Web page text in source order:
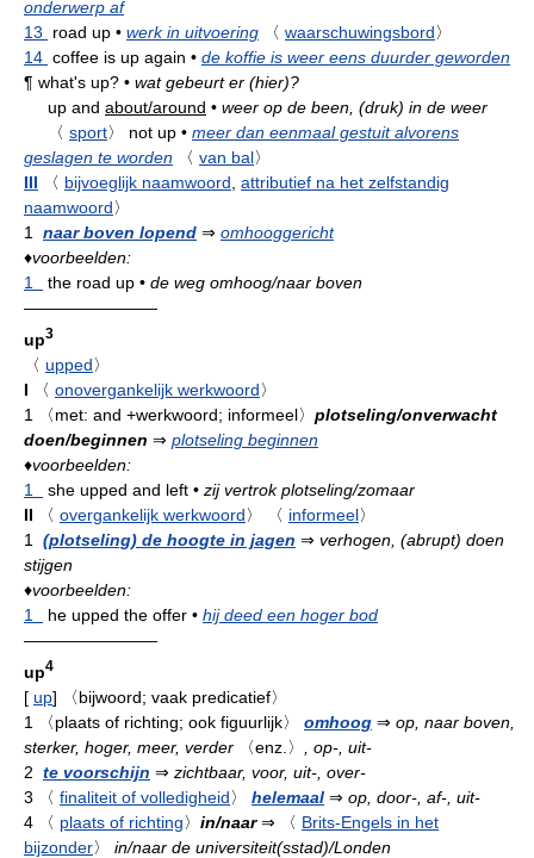
onderwerp af
13
road up • werk in uitvoering 〈 waarschuwingsbord〉
14 coffee is up again • de koffie is weer eens duurder geworden
¶ what's up? • wat gebeurt er (hier)?
up and about/around • weer op de been, (druk) in de weer
〈 sport〉 not up • meer dan eenmaal gestuit alvorens
geslagen te worden
〈 van bal〉
III
〈 bijvoeglijk naamwoord, attributief na het zelfstandig
naamwoord〉
1 naar boven lopend ⇒ omhooggericht
♦voorbeelden:
1
the road up • de weg omhoog/naar boven
————————
up3
〈 upped〉
I
〈 onovergankelijk werkwoord〉
1
〈met: and +werkwoord; informeel〉 plotseling/onverwacht
doen/beginnen ⇒ plotseling beginnen
♦voorbeelden:
1
she upped and left • zij vertrok plotseling/zomaar
II
〈 overgankelijk werkwoord〉 〈 informeel〉
1
(plotseling) de hoogte in jagen ⇒ verhogen, (abrupt) doen
stijgen
♦voorbeelden:
1
he upped the offer • hij deed een hoger bod
————————
up4
[ up]
〈bijwoord; vaak predicatief〉
1
〈plaats of richting; ook figuurlijk〉 omhoog ⇒ op, naar boven,
sterker, hoger, meer, verder
〈enz.〉
, op-, uit-
2 te voorschijn ⇒ zichtbaar, voor, uit-, over-
3
〈 finaliteit of volledigheid〉 helemaal ⇒ op, door-, af-, uit-
4
〈 plaats of richting〉 in/naar⇒ 〈 Brits-Engels in het
bijzonder〉
in/naar de universiteit(sstad)/Londen